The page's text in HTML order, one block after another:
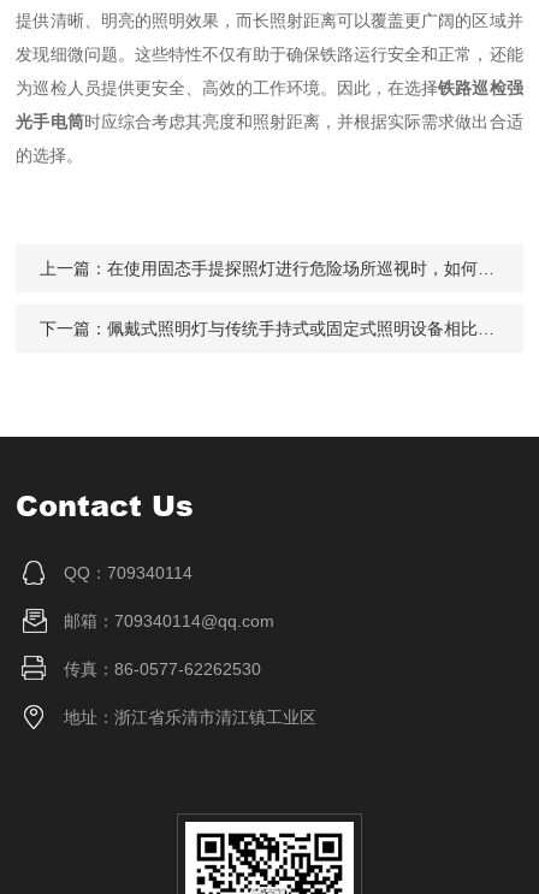
提供清晰、明亮的照明效果，而长照射距离可以覆盖更广阔的区域并
发现细微问题。这些特性不仅有助于确保铁路运行安全和正常，还能
为巡检人员提供更安全、高效的工作环境。因此，在选择铁路巡检强
光手电筒时应综合考虑其亮度和照射距离，并根据实际需求做出合适
的选择。
上一篇：在使用固态手提探照灯进行危险场所巡视时，如何确保其安全性和可靠性？
下一篇：佩戴式照明灯与传统手持式或固定式照明设备相比，有何优势和不同之处？
Contact Us
QQ：709340114
邮箱：709340114@qq.com
传真：86-0577-62262530
地址：浙江省乐清市清江镇工业区